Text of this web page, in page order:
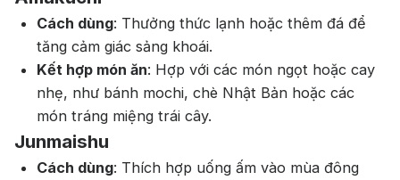
Cách dùng: Thưởng thức lạnh hoặc thêm đá để
tăng cảm giác sảng khoái.
Kết hợp món ăn: Hợp với các món ngọt hoặc cay
nhẹ, như bánh mochi, chè Nhật Bản hoặc các
món tráng miệng trái cây.
Junmaishu
Cách dùng: Thích hợp uống ấm vào mùa đông